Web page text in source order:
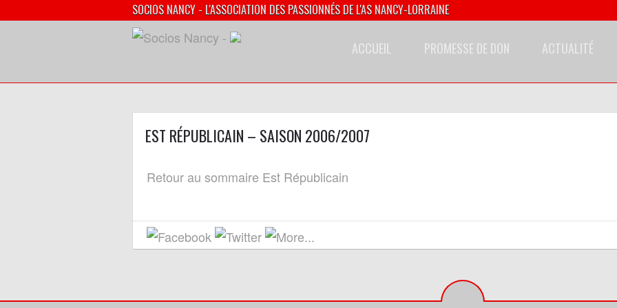
SOCIOS NANCY - L'ASSOCIATION DES PASSIONNÉS DE L'AS NANCY-LORRAINE
ACCUEIL PROMESSE DE DON ACTUALITÉ
EST RÉPUBLICAIN – SAISON 2006/2007
Retour au sommaire Est Républicain